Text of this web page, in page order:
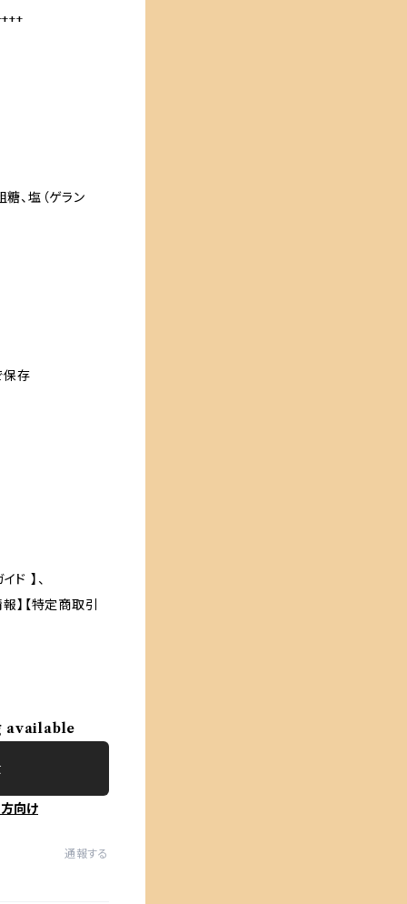
糖、塩（ゲラン
保存
ド 】、
】【特定商取引
available
向け
通報する